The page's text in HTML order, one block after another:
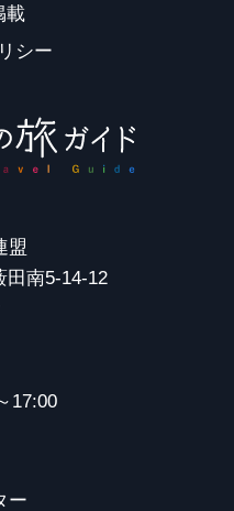
載
シー
盟
田南5-14-12
17:00
ー